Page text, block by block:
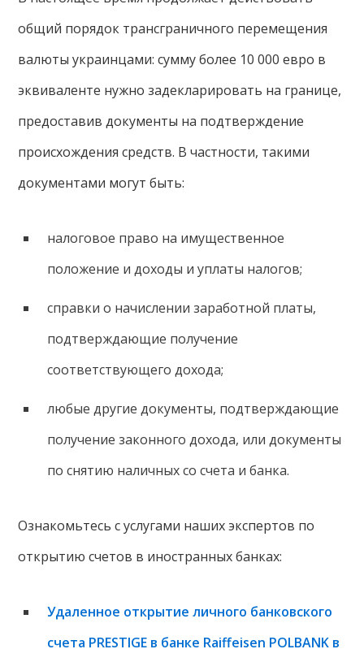
общий порядок трансграничного перемещения
валюты украинцами: сумму более 10 000 евро в
эквиваленте нужно задекларировать на границе,
предоставив документы на подтверждение
происхождения средств. В частности, такими
документами могут быть:
налоговое право на имущественное
положение и доходы и уплаты налогов;
справки о начислении заработной платы,
подтверждающие получение
соответствующего дохода;
любые другие документы, подтверждающие
получение законного дохода, или документы
по снятию наличных со счета и банка.
Ознакомьтесь с услугами наших экспертов по
открытию счетов в иностранных банках:
Удаленное открытие личного банковского
счета PRESTIGE в банке Raiffeisen POLBANK в